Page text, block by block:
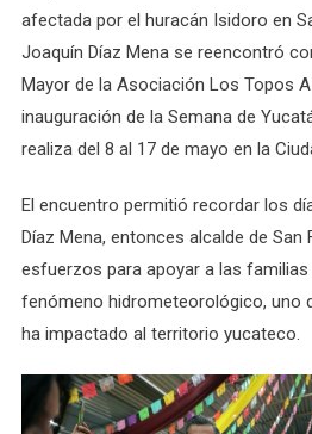
afectada por el huracán Isidoro en
Joaquín Díaz Mena se reencontró
Mayor de la Asociación Los Topos
inauguración de la Semana de
realiza del 8 al 17 de mayo en la
El encuentro permitió recordar los
Díaz Mena, entonces alcalde de San
esfuerzos para apoyar a las
fenómeno hidrometeorológico, uno
ha impactado al territorio yucateco.